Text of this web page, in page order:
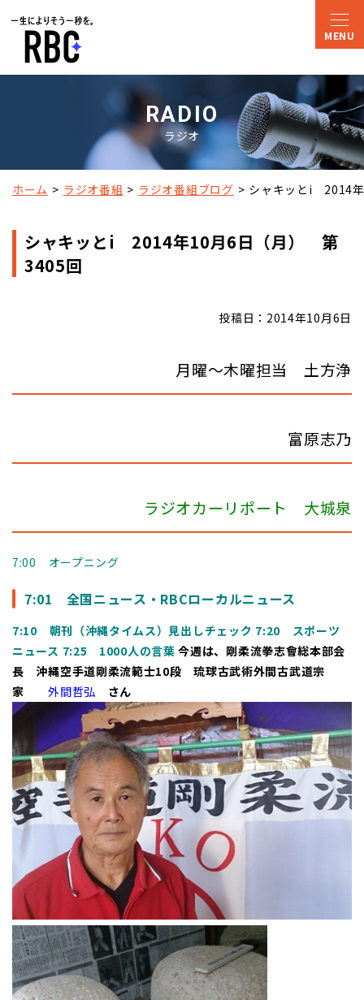
RADIO
ラジオ
ホーム ラジオ番組 ラジオ番組ブログ シャキッとi　2014
シャキッとi 2014年10月6日（月） 第
3405回
投稿日：2014年10月6日
月曜～木曜担当 土方浄
富原志乃
ラジオカーリポート 大城泉
7:00 オープニング
7:01 全国ニュース・RBCローカルニュース
7:10 朝刊（沖縄タイムス）見出しチェック 7:20 スポーツ
ニュース 7:25 1000人の言葉 今週は、剛柔流拳志會総本部会
長 沖縄空手道剛柔流範士10段 琉球古武術外間古武道宗
家
外間哲弘 さん